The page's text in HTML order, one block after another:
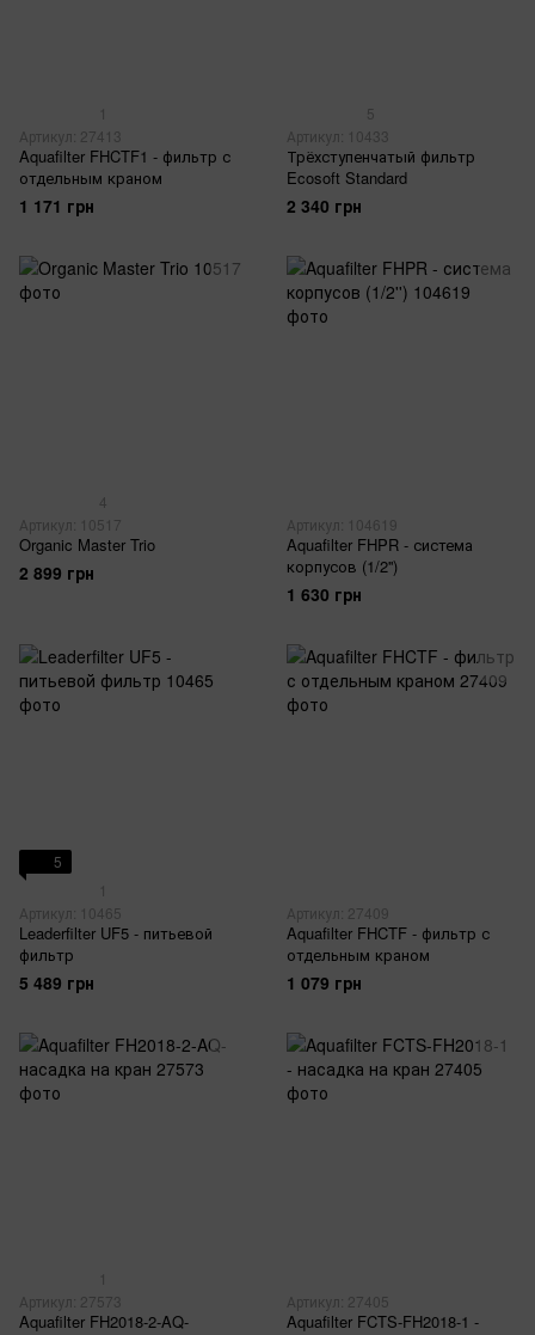
1
Артикул: 27413
Aquafilter FHCTF1 - фильтр с
отдельным краном
1 171 грн
5
Артикул: 10433
Трёхступенчатый фильтр
Ecosoft Standard
2 340 грн
4
Артикул: 10517
Organic Master Trio
2 899 грн
Артикул: 104619
Aquafilter FHPR - система
корпусов (1/2'')
1 630 грн
5
1
Артикул: 10465
Leaderfilter UF5 - питьевой
фильтр
5 489 грн
Артикул: 27409
Aquafilter FHCTF - фильтр с
отдельным краном
1 079 грн
1
Артикул: 27573
Aquafilter FH2018-2-AQ-
Артикул: 27405
Aquafilter FCTS-FH2018-1 -